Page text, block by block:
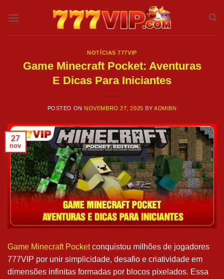
NOTÍCIAS 777VIP
Game Minecraft Pocket: Aventuras
E Dicas Para Iniciantes
POSTED ON NOVEMBRO 27, 2025 BY ADMIBN
27
nov
Game Minecraft Pocketconquistou milhões de jogadores
777VIP por unir simplicidade, desafio e criatividade em
dimensões infinitas formadas por blocos pixelados. Essa